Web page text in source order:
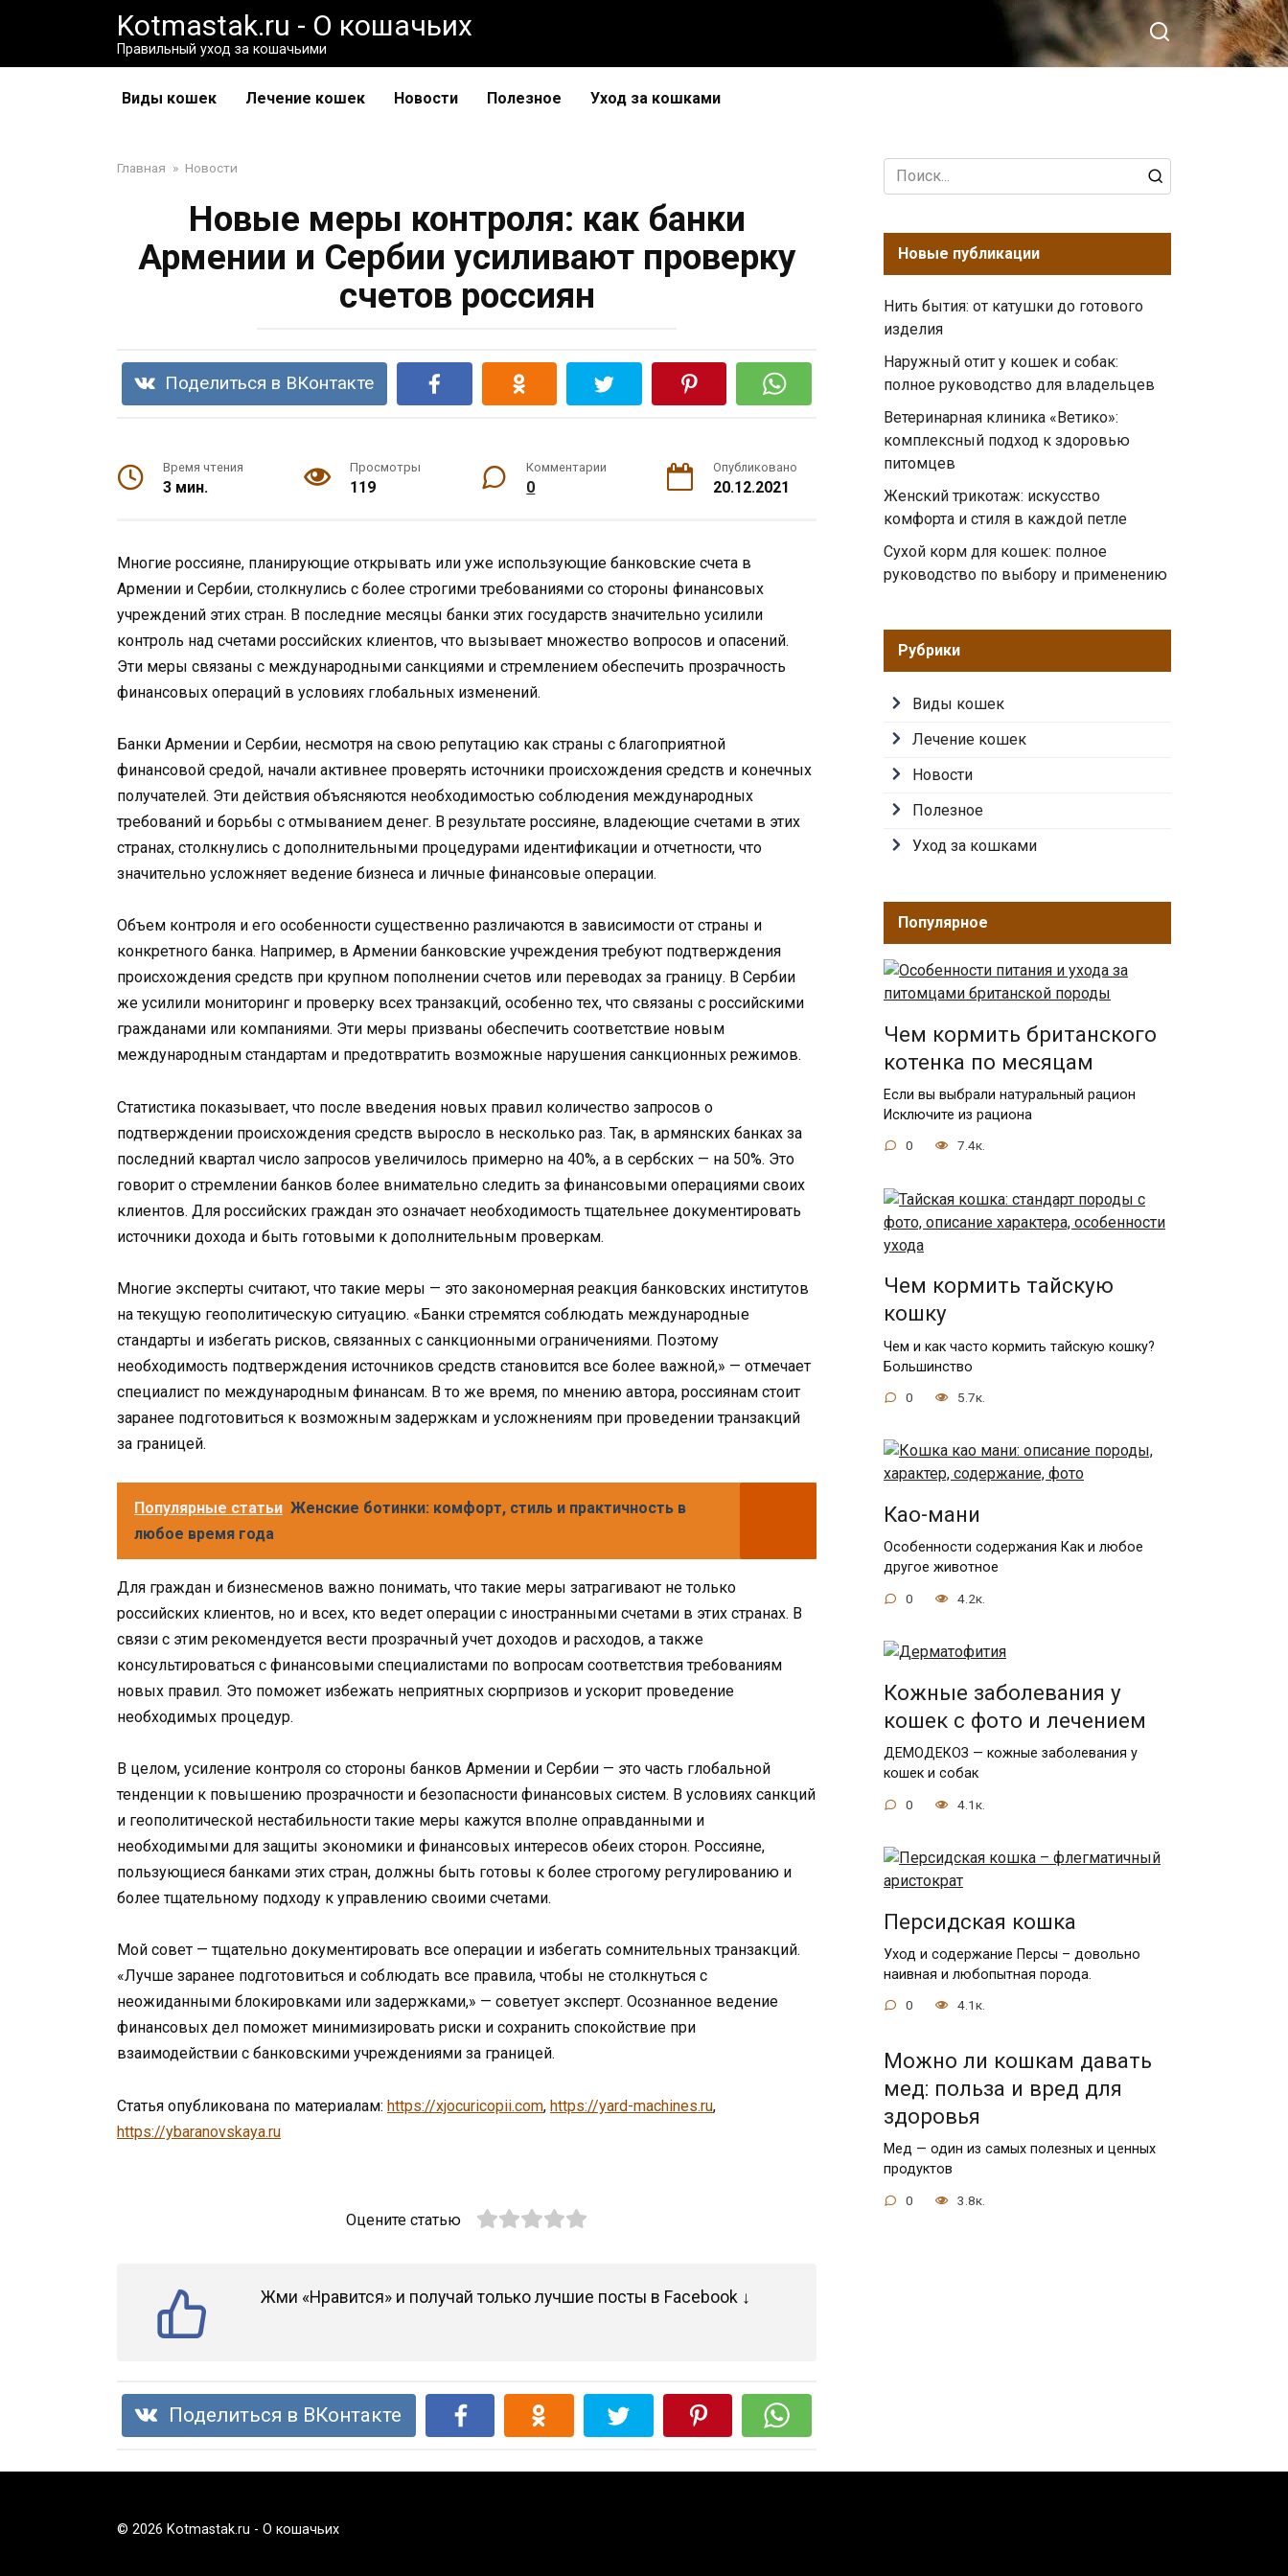
Kotmastak.ru - О кошачьих
Правильный уход за кошачьими
Виды кошек Лечение кошек Новости Полезное Уход за кошками
Главная » Новости
Новые меры контроля: как банки
Армении и Сербии усиливают проверку
счетов россиян
Поделиться в ВКонтакте
Время чтения
3 мин.
Просмотры
119
Комментарии
0
Опубликовано
20.12.2021
Многие россияне, планирующие открывать или уже использующие банковские счета в
Армении и Сербии, столкнулись с более строгими требованиями со стороны финансовых
учреждений этих стран. В последние месяцы банки этих государств значительно усилили
контроль над счетами российских клиентов, что вызывает множество вопросов и опасений.
Эти меры связаны с международными санкциями и стремлением обеспечить прозрачность
финансовых операций в условиях глобальных изменений.
Банки Армении и Сербии, несмотря на свою репутацию как страны с благоприятной
финансовой средой, начали активнее проверять источники происхождения средств и конечных
получателей. Эти действия объясняются необходимостью соблюдения международных
требований и борьбы с отмыванием денег. В результате россияне, владеющие счетами в этих
странах, столкнулись с дополнительными процедурами идентификации и отчетности, что
значительно усложняет ведение бизнеса и личные финансовые операции.
Объем контроля и его особенности существенно различаются в зависимости от страны и
конкретного банка. Например, в Армении банковские учреждения требуют подтверждения
происхождения средств при крупном пополнении счетов или переводах за границу. В Сербии
же усилили мониторинг и проверку всех транзакций, особенно тех, что связаны с российскими
гражданами или компаниями. Эти меры призваны обеспечить соответствие новым
международным стандартам и предотвратить возможные нарушения санкционных режимов.
Статистика показывает, что после введения новых правил количество запросов о
подтверждении происхождения средств выросло в несколько раз. Так, в армянских банках за
последний квартал число запросов увеличилось примерно на 40%, а в сербских — на 50%. Это
говорит о стремлении банков более внимательно следить за финансовыми операциями своих
клиентов. Для российских граждан это означает необходимость тщательнее документировать
источники дохода и быть готовыми к дополнительным проверкам.
Многие эксперты считают, что такие меры — это закономерная реакция банковских институтов
на текущую геополитическую ситуацию. «Банки стремятся соблюдать международные
стандарты и избегать рисков, связанных с санкционными ограничениями. Поэтому
необходимость подтверждения источников средств становится все более важной,» — отмечает
специалист по международным финансам. В то же время, по мнению автора, россиянам стоит
заранее подготовиться к возможным задержкам и усложнениям при проведении транзакций
за границей.
Популярные статьи Женские ботинки: комфорт, стиль и практичность в
любое время года
Для граждан и бизнесменов важно понимать, что такие меры затрагивают не только
российских клиентов, но и всех, кто ведет операции с иностранными счетами в этих странах. В
связи с этим рекомендуется вести прозрачный учет доходов и расходов, а также
консультироваться с финансовыми специалистами по вопросам соответствия требованиям
новых правил. Это поможет избежать неприятных сюрпризов и ускорит проведение
необходимых процедур.
В целом, усиление контроля со стороны банков Армении и Сербии — это часть глобальной
тенденции к повышению прозрачности и безопасности финансовых систем. В условиях санкций
и геополитической нестабильности такие меры кажутся вполне оправданными и
необходимыми для защиты экономики и финансовых интересов обеих сторон. Россияне,
пользующиеся банками этих стран, должны быть готовы к более строгому регулированию и
более тщательному подходу к управлению своими счетами.
Мой совет — тщательно документировать все операции и избегать сомнительных транзакций.
«Лучше заранее подготовиться и соблюдать все правила, чтобы не столкнуться с
неожиданными блокировками или задержками,» — советует эксперт. Осознанное ведение
финансовых дел поможет минимизировать риски и сохранить спокойствие при
взаимодействии с банковскими учреждениями за границей.
Статья опубликована по материалам: https://xjocuricopii.com, https://yard-machines.ru,
https://ybaranovskaya.ru
Оцените статью
Жми «Нравится» и получай только лучшие посты в Facebook ↓
Поделиться в ВКонтакте
Search
for:
Новые публикации
Нить бытия: от катушки до готового
изделия
Наружный отит у кошек и собак:
полное руководство для владельцев
Ветеринарная клиника «Ветико»:
комплексный подход к здоровью
питомцев
Женский трикотаж: искусство
комфорта и стиля в каждой петле
Сухой корм для кошек: полное
руководство по выбору и применению
Рубрики
Виды кошек
Лечение кошек
Новости
Полезное
Уход за кошками
Популярное
Чем кормить британского
котенка по месяцам
Если вы выбрали натуральный рацион
Исключите из рациона
0 7.4к.
Чем кормить тайскую
кошку
Чем и как часто кормить тайскую кошку?
Большинство
0 5.7к.
Као-мани
Особенности содержания Как и любое
другое животное
0 4.2к.
Кожные заболевания у
кошек с фото и лечением
ДЕМОДЕКОЗ — кожные заболевания у
кошек и собак
0 4.1к.
Персидская кошка
Уход и содержание Персы – довольно
наивная и любопытная порода.
0 4.1к.
Можно ли кошкам давать
мед: польза и вред для
здоровья
Мед — один из самых полезных и ценных
продуктов
0 3.8к.
© 2026 Kotmastak.ru - О кошачьих